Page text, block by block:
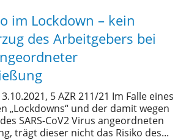
im Lockdown – kein
des Arbeitgebers bei
5 AZR 211/21 Im Falle eines
„Lockdowns“ und der damit wegen
SARS-CoV2 Virus angeordneten
trägt dieser nicht das Risiko des...